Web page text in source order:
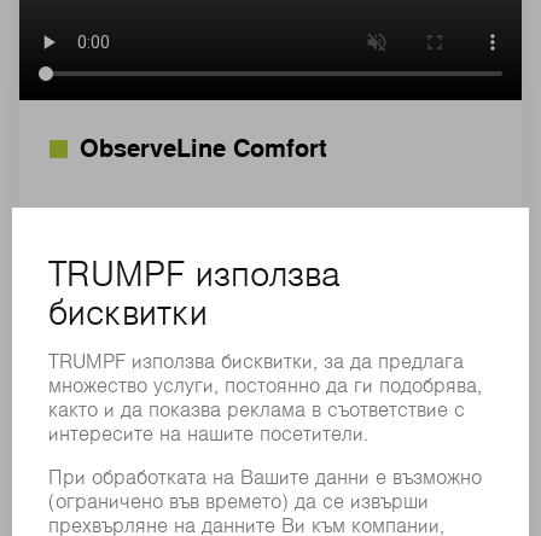
ObserveLine Comfort
детайл. С оптичния метод на измерване
ObserveLine Comfort откривате тази грешка
контур за цялостното отрязване – и то два
пъти по-бързо, отколкото подобни системи на
пазара. Методът, използван от ObserveLine
сравнение с измерването с регулиране на
разстоянието. По този начин технологията